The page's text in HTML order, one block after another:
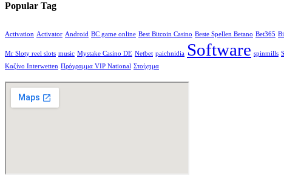
Popular Tag
Activation Activator Android BC game online Best Bitcoin Casino Beste Spellen Betano Bet365
Mr Sloty reel slots music Mystake Casino DE Netbet paichnidia Software spinmills
Καζίνο Interwetten Πρόγραμμα VIP National Στοίχημα